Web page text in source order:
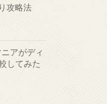
攻略法
アがディ
してみた